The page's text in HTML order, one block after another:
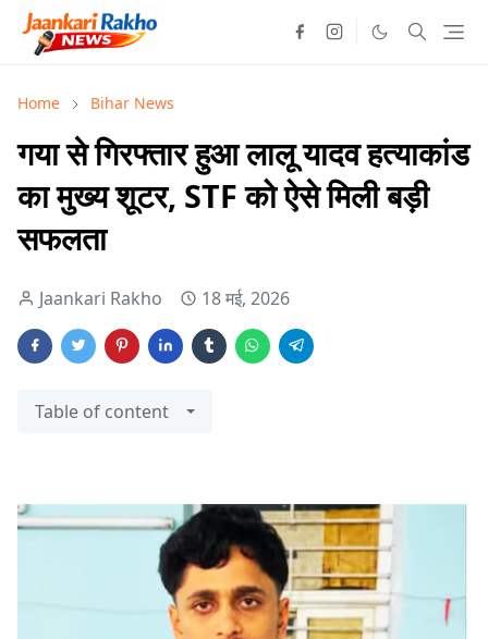
Home Bihar News
गया से गिरफ्तार हुआ लालू यादव हत्याकांड
का मुख्य शूटर, STF को ऐसे मिली बड़ी
सफलता
Jaankari Rakho 18 मई, 2026
Table of content